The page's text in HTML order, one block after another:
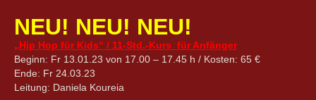
NEU! NEU! NEU!
„Hip Hop für Kids“ / 11-Std.-Kurs für Anfänger
Beginn: Fr 13.01.23 von 17.00 – 17.45 h / Kosten: 65 €
Ende: Fr 24.03.23
Leitung: Daniela Koureia